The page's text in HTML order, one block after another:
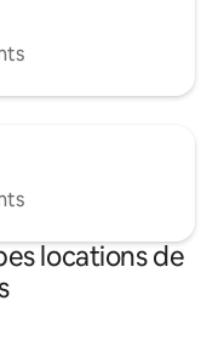
locations de